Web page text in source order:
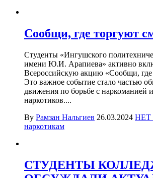
Сообщи, где торгуют
Студенты «Ингушского
имени Ю.И. Арапиева» активно
Всероссийскую акцию «Сообщи,
Это важное событие стало частью
движения по борьбе с наркоманией
наркотиков....
By Рамзан Нальгиев 26.03.2024 НЕТ
наркотикам
СТУДЕНТЫ